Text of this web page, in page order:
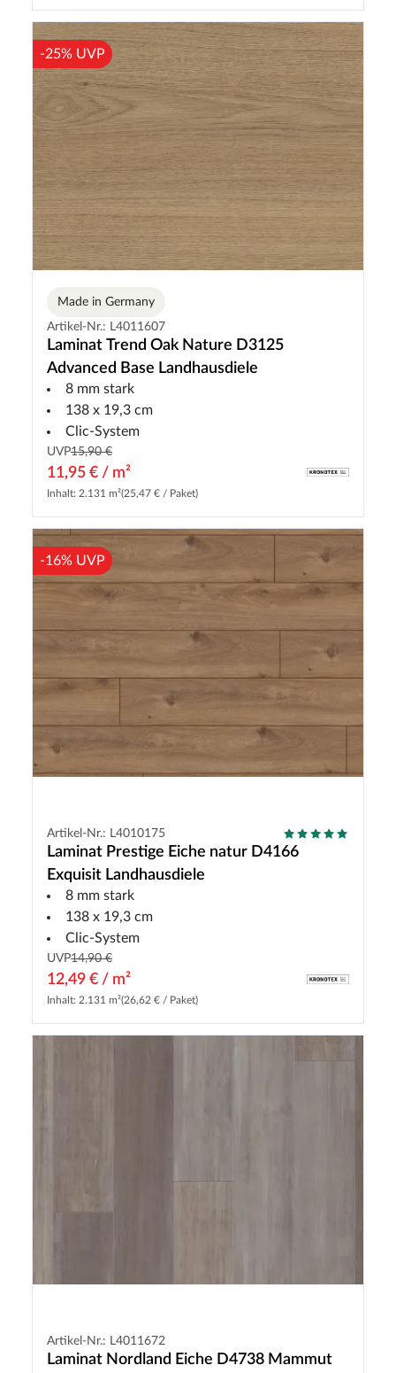
-25% UVP
Made in Germany
Artikel-Nr.: L4011607
Laminat Trend Oak Nature D3125
Advanced Base Landhausdiele
8 mm stark
138 x 19,3 cm
Clic-System
UVP15,90 €
11,95 € / m²
Inhalt: 2.131 m²(25,47 € / Paket)
-16% UVP
Artikel-Nr.: L4010175
Laminat Prestige Eiche natur D4166
Exquisit Landhausdiele
8 mm stark
138 x 19,3 cm
Clic-System
UVP14,90 €
12,49 € / m²
Inhalt: 2.131 m²(26,62 € / Paket)
Artikel-Nr.: L4011672
Laminat Nordland Eiche D4738 Mammut